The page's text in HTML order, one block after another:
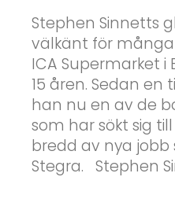
Stephen Sinnetts
välkänt för
ICA Supermarket i
15 åren. Sedan en
han nu en av de
som har sökt sig
bredd av nya
Stegra. Stephen